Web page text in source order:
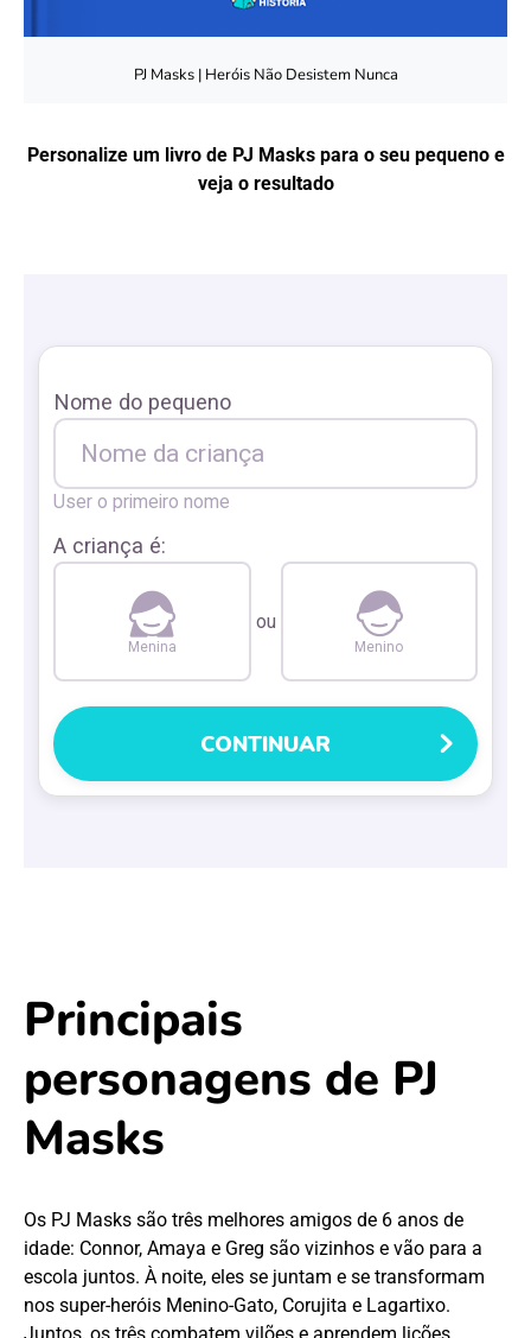
PJ Masks | Heróis Não Desistem Nunca
Personalize um livro de PJ Masks para o seu pequeno e
veja o resultado
Principais
personagens de PJ
Masks
Os PJ Masks são três melhores amigos de 6 anos de
idade: Connor, Amaya e Greg são vizinhos e vão para a
escola juntos. À noite, eles se juntam e se transformam
nos super-heróis Menino-Gato, Corujita e Lagartixo.